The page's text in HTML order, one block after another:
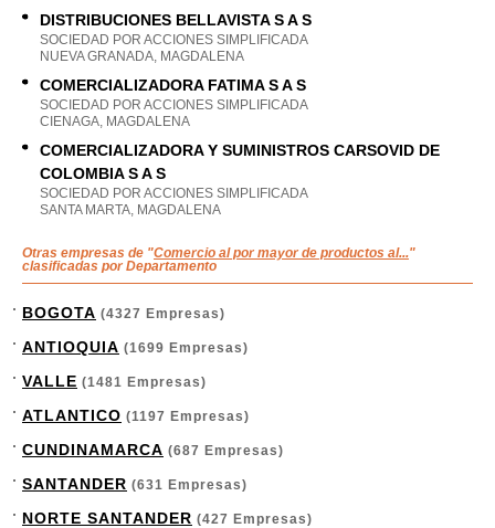
DISTRIBUCIONES BELLAVISTA S A S
SOCIEDAD POR ACCIONES SIMPLIFICADA
NUEVA GRANADA, MAGDALENA
COMERCIALIZADORA FATIMA S A S
SOCIEDAD POR ACCIONES SIMPLIFICADA
CIENAGA, MAGDALENA
COMERCIALIZADORA Y SUMINISTROS CARSOVID DE
COLOMBIA S A S
SOCIEDAD POR ACCIONES SIMPLIFICADA
SANTA MARTA, MAGDALENA
Otras empresas de "Comercio al por mayor de productos al..."
clasificadas por Departamento
BOGOTA (4327 Empresas)
ANTIOQUIA (1699 Empresas)
VALLE (1481 Empresas)
ATLANTICO (1197 Empresas)
CUNDINAMARCA (687 Empresas)
SANTANDER (631 Empresas)
NORTE SANTANDER (427 Empresas)